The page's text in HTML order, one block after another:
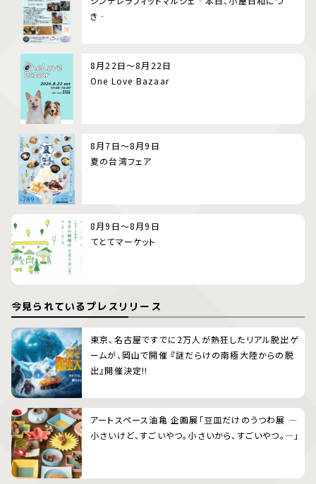
き‐
8月22日～8月22日
One Love Bazaar
8月7日～8月9日
夏の台湾フェア
8月9日～8月9日
てとてマーケット
今見られているプレスリリース
東京、名古屋ですでに2万人が熱狂したリアル脱出ゲ
ームが、岡山で開催 『謎だらけの南極大陸からの脱
出』開催決定!!
アートスペース油亀 企画展「豆皿だけのうつわ展 ―
小さいけど、すごいやつ。小さいから、すごいやつ。―」